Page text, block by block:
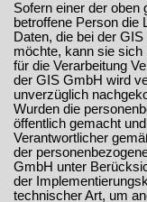
Sofern einer der oben
betroffene Person die
Daten, die bei der
möchte, kann sie sich
für die Verarbeitung
der GIS GmbH wird
unverzüglich
Wurden die
öffentlich gemacht
Verantwortlicher
der
GmbH unter
der
technischer Art, um